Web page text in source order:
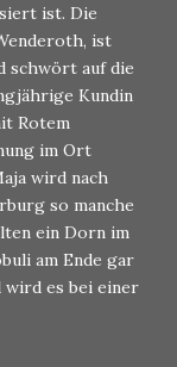
ist. Die
ist
schwört auf die
Kundin
Rotem
im Ort
wird nach
so manche
ein Dorn im
am Ende gar
wird es bei einer